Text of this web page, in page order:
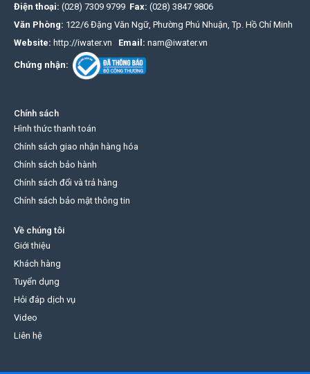
Điện thoại: (028) 7309 9799 Fax: (028) 3847 9806
Văn Phòng: 122/6 Đặng Văn Ngữ, Phường Phú Nhuận, Tp. Hồ Chí Minh
Website: http://iwater.vn Email: nam@iwater.vn
Chứng nhận:
Chính sách
Hình thức thanh toán
Chính sách giao nhận hàng hóa
Chính sách bảo hành
Chính sách đổi và trả hàng
Chính sách bảo mật thông tin
Về chúng tôi
Giới thiệu
Khách hàng
Tuyển dụng
Hỏi đáp dịch vụ
Video
Liên hệ